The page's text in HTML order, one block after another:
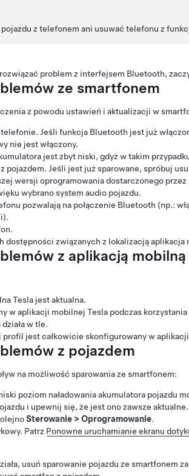
z telefonem ani usuwać telefonu z
problem z interfejsem Bluetooth,
ze smartfonem
z powodu ustawień i aktualizacji w
Jeśli funkcja Bluetooth jest już
nie jest włączony.
jest zbyt niski, gdyż w takim
pojazdem. Jeśli jest już sparowane, spróbuj
wersji oprogramowania dostarczonego przez
wybrano system audio pojazdu.
pozwalają na połączenie Bluetooth (np.:
związanych z lokalizacją aplikacja
z aplikacją mobilną
Tesla jest aktualna.
w aplikacji mobilnej Tesla podczas
w tle.
jest całkowicie skonfigurowany w
z pojazdem
na możliwość sparowania ze smartfonem:
poziom naładowania akumulatora pojazdu
i upewnij się, że jest ono zawsze
Sterowanie > Oprogramowanie.
Patrz Ponowne uruchamianie ekranu
usuń sparowanie pojazdu ze smartfonem